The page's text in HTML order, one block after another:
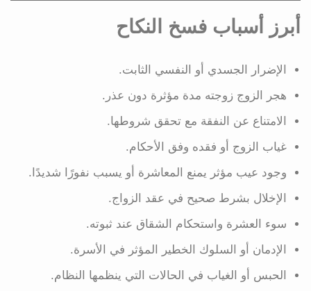
أبرز أسباب فسخ النكاح
الإضرار الجسدي أو النفسي الثابت.
هجر الزوج زوجته مدة مؤثرة دون عذر.
الامتناع عن النفقة مع تحقق شروطها.
غياب الزوج أو فقده وفق الأحكام.
وجود عيب مؤثر يمنع المعاشرة أو يسبب نفورًا شديدًا.
الإخلال بشرط صحيح في عقد الزواج.
سوء العشرة واستحكام الشقاق عند ثبوته.
الإدمان أو السلوك الخطير المؤثر في الأسرة.
الحبس أو الغياب في الحالات التي ينظمها النظام.